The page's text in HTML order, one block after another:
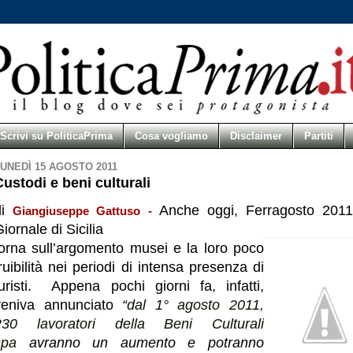
Scrivi su PoliticaPrima Cosa vogliamo Disclaimer Partiti
15 AGOSTO 2011
e beni culturali
Giangiuseppe Gattuso - Anche oggi, Ferragosto
di Sicilia
sull’argomento musei e la loro poco
nei periodi di intensa presenza di
Appena pochi giorni fa, infatti,
annunciato “dal 1° agosto 2011,
lavoratori della Beni Culturali
avranno un aumento e potranno